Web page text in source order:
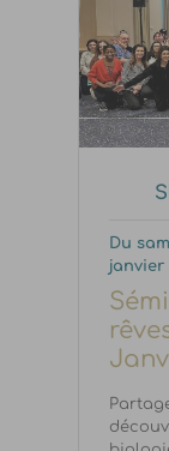
Du
janvier